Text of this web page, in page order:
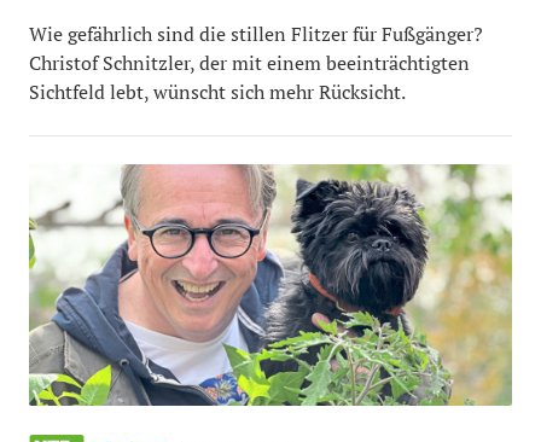
Wie gefährlich sind die stillen Flitzer für Fußgänger?
Christof Schnitzler, der mit einem beeinträchtigten
Sichtfeld lebt, wünscht sich mehr Rücksicht.